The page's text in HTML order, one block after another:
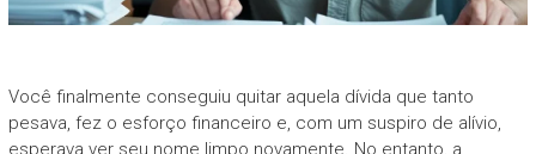
Você finalmente conseguiu quitar aquela dívida que tanto
pesava, fez o esforço financeiro e, com um suspiro de alívio,
esperava ver seu nome limpo novamente. No entanto, a